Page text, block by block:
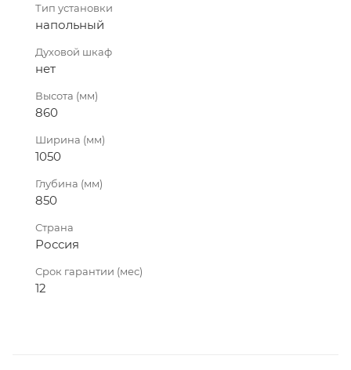
Тип установки
напольный
Духовой шкаф
нет
Высота (мм)
860
Ширина (мм)
1050
Глубина (мм)
850
Страна
Россия
Срок гарантии (мес)
12